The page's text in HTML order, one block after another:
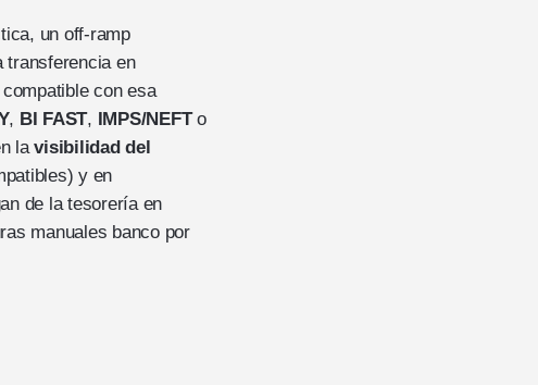
un off-ramp
transferencia en
con esa
, BI FAST, IMPS/NEFTo
lavisibilidad del
y en
de la tesorería en
manuales banco por